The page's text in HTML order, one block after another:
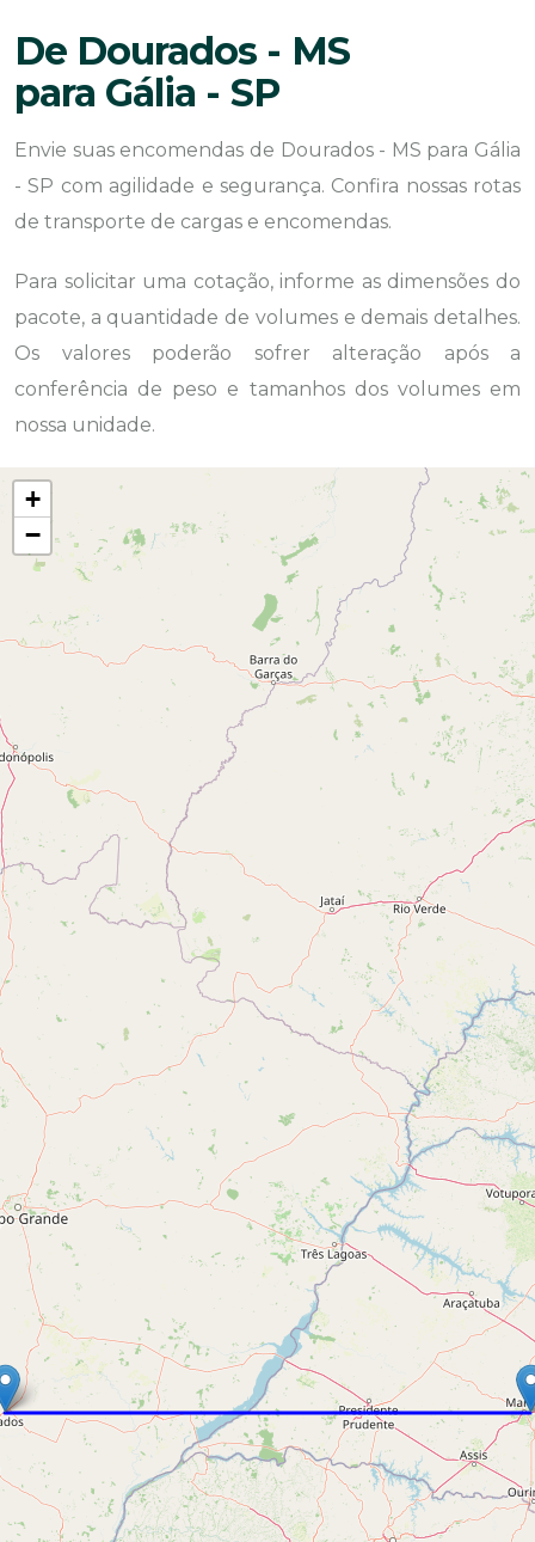
De Dourados - MS
para Gália - SP
Envie suas encomendas de Dourados - MS para Gália
- SP com agilidade e segurança. Confira nossas rotas
de transporte de cargas e encomendas.
Para solicitar uma cotação, informe as dimensões do
pacote, a quantidade de volumes e demais detalhes.
Os valores poderão sofrer alteração após a
conferência de peso e tamanhos dos volumes em
nossa unidade.
+
−